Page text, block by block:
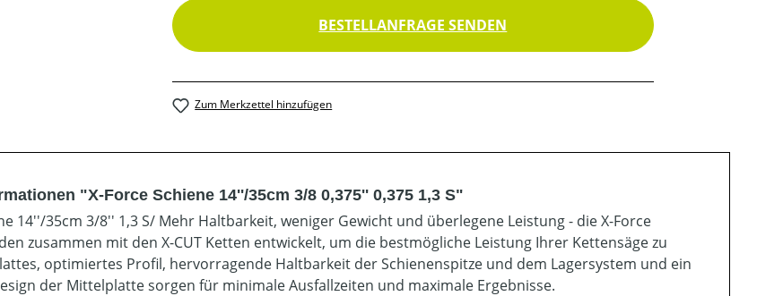
BESTELLANFRAGE SENDEN
Zum Merkzettel hinzufügen
"X-Force Schiene 14''/35cm 3/8 0,375'' 0,375 1,3 S"
14''/35cm 3/8'' 1,3 S/ Mehr Haltbarkeit, weniger Gewicht und überlegene Leistung - die X-Force
zusammen mit den X-CUT Ketten entwickelt, um die bestmögliche Leistung Ihrer Kettensäge zu
optimiertes Profil, hervorragende Haltbarkeit der Schienenspitze und dem Lagersystem und ein
der Mittelplatte sorgen für minimale Ausfallzeiten und maximale Ergebnisse.